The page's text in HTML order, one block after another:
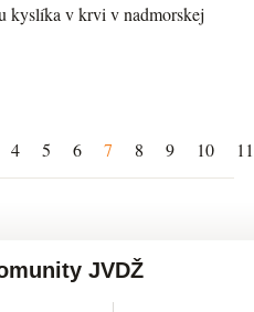
kyslíka v krvi v nadmorskej
4 5 6 7 8 9 10 11
JVDŽ